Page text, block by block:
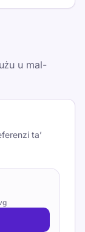
u mal-
ta’